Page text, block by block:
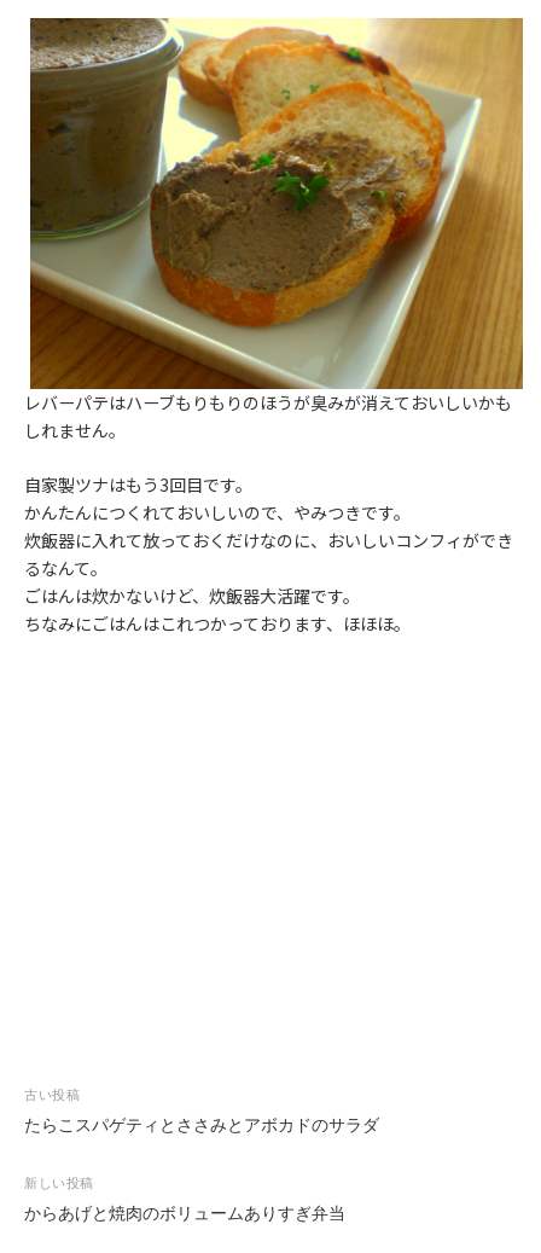
レバーパテはハーブもりもりのほうが臭みが消えておいしいかも
しれません。
自家製ツナはもう3回目です。
かんたんにつくれておいしいので、やみつきです。
炊飯器に入れて放っておくだけなのに、おいしいコンフィができ
るなんて。
ごはんは炊かないけど、炊飯器大活躍です。
ちなみにごはんはこれつかっております、ほほほ。
投
稿
ビ
ゲ
古い投稿
たらこスパゲティとささみとアボカドのサラダ
新しい投稿
からあげと焼肉のボリュームありすぎ弁当